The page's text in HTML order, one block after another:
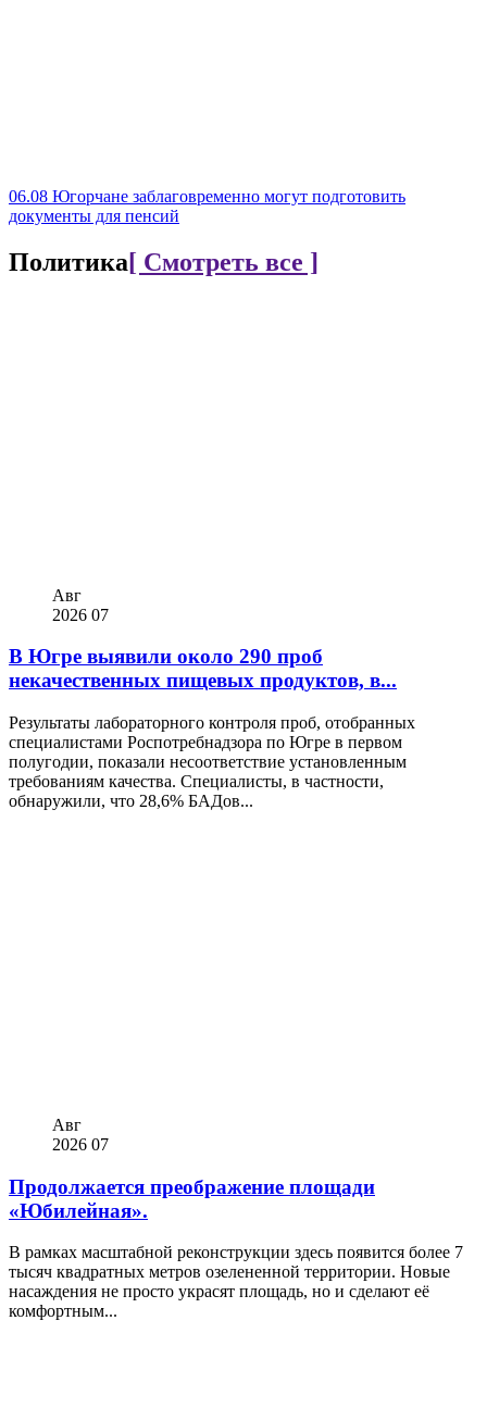
06.08 Югорчане заблаговременно могут подготовить
документы для пенсий
Политика[ Смотреть все ]
Авг
2026 07
В Югре выявили около 290 проб
некачественных пищевых продуктов, в...
Результаты лабораторного контроля проб, отобранных
специалистами Роспотребнадзора по Югре в первом
полугодии, показали несоответствие установленным
требованиям качества. Специалисты, в частности,
обнаружили, что 28,6% БАДов...
Авг
2026 07
Продолжается преображение площади
«Юбилейная».
В рамках масштабной реконструкции здесь появится более 7
тысяч квадратных метров озелененной территории. Новые
насаждения не просто украсят площадь, но и сделают её
комфортным...